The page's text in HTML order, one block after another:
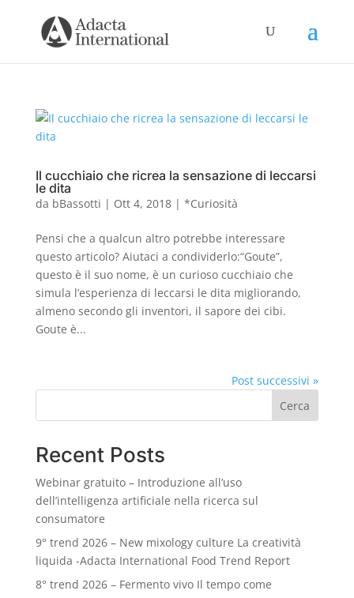
Il cucchiaio che ricrea la sensazione di leccarsi
le dita
da bBassotti | Ott 4, 2018| *Curiosità
Pensi che a qualcun altro potrebbe interessare
questo articolo? Aiutaci a condividerlo:“Goute”,
questo è il suo nome, è un curioso cucchiaio che
simula l’esperienza di leccarsi le dita migliorando,
almeno secondo gli inventori, il sapore dei cibi.
Goute è...
Post successivi »
Cerca
Recent Posts
Webinar gratuito – Introduzione all’uso
dell’intelligenza artificiale nella ricerca sul
consumatore
9° trend 2026 – New mixology culture La creatività
liquida -Adacta International Food Trend Report
8° trend 2026 – Fermento vivo Il tempo come